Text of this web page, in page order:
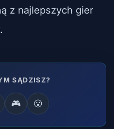
z najlepszych gier
SĄDZISZ?
🎮 😮